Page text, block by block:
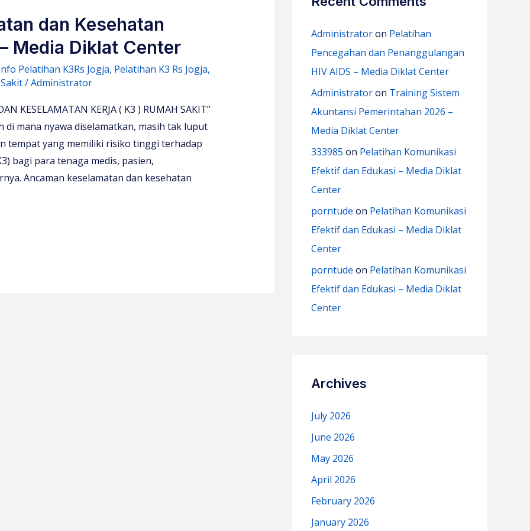
dan Kesehatan
Media Diklat Center
Pelatihan K3Rs Jogja, Pelatihan K3 Rs Jogja,
/Administrator
KESELAMATAN KERJA ( K3 ) RUMAH SAKIT”
mana nyawa diselamatkan, masih tak luput
tempat yang memiliki risiko tinggi terhadap
bagi para tenaga medis, pasien,
Ancaman keselamatan dan kesehatan
Administratoron Pelatihan
Pencegahan dan Penanggulangan
HIV AIDS – Media Diklat Center
Administratoron Training Sistem
Akuntansi Pemerintahan 2026 –
Media Diklat Center
333985 on Pelatihan Komunikasi
Efektif dan Edukasi – Media Diklat
Center
porntude on Pelatihan Komunikasi
Efektif dan Edukasi – Media Diklat
Center
porntude on Pelatihan Komunikasi
Efektif dan Edukasi – Media Diklat
Center
Archives
July 2026
June 2026
May 2026
April 2026
February 2026
January 2026